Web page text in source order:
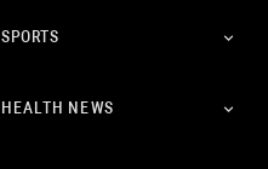
SPORTS
HEALTH NEWS